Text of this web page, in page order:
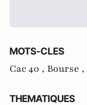
MOTS-CLES
Cac 40 , Bourse ,
THEMATIQUES